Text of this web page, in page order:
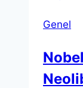
Genel